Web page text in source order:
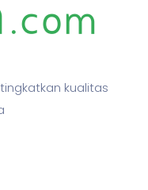
kualitas